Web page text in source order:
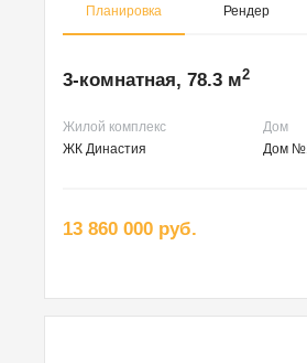
Планировка Рендер
3-комнатная, 78.3 м2
Жилой комплекс Дом
ЖК Династия
Дом
13 860 000 руб.